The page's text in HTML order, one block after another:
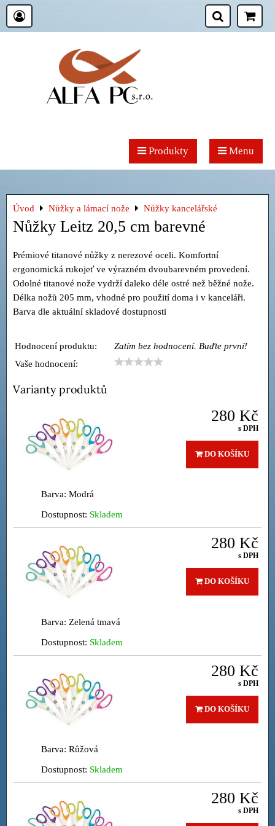
Produkty Menu
Úvod Nůžky a lámací nože Nůžky kancelářské
Nůžky Leitz 20,5 cm barevné
Prémiové titanové nůžky z nerezové oceli. Komfortní
ergonomická rukojeť ve výrazném dvoubarevném provedení.
Odolné titanové nože vydrží daleko déle ostré než běžné nože.
Délka nožů 205 mm, vhodné pro použití doma i v kanceláři.
Barva dle aktuální skladové dostupnosti
Hodnocení produktu:
Zatím bez hodnocení. Buďte první!
Vaše hodnocení:
Varianty produktů
Barva: Modrá
Dostupnost: Skladem
280 Kč
s DPH
DO KOŠÍKU
Barva: Zelená tmavá
Dostupnost: Skladem
280 Kč
s DPH
DO KOŠÍKU
Barva: Růžová
Dostupnost: Skladem
280 Kč
s DPH
DO KOŠÍKU
280 Kč
s DPH